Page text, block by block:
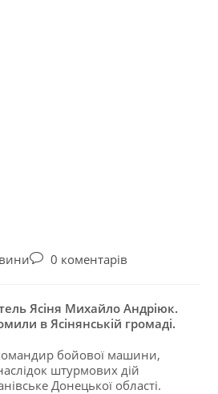
0 коментарів
Ясіня Михайло Андріюк.
в Ясінянській громаді.
бойової машини,
штурмових дій
Донецької області.